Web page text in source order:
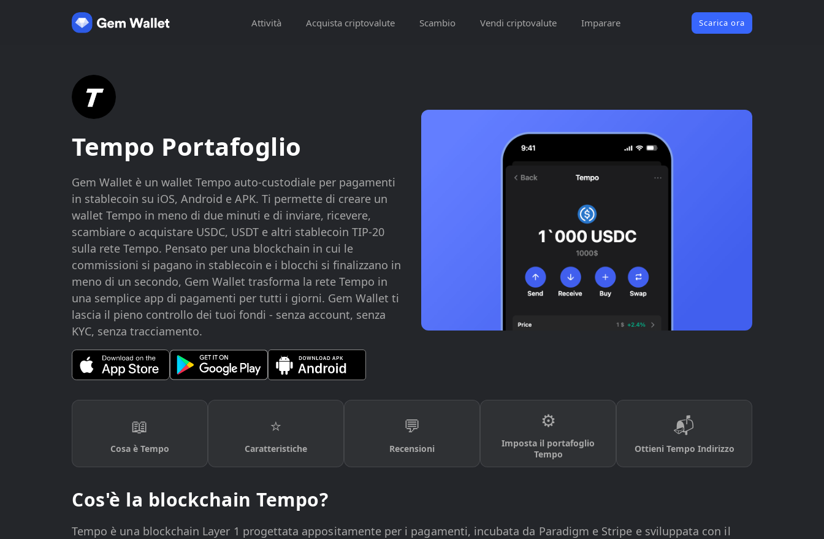
Attività Acquista criptovalute Scambio Vendi criptovalute Imparare Scarica ora
Tempo Portafoglio
Gem Wallet è un wallet Tempo auto-custodiale per pagamenti
in stablecoin su iOS, Android e APK. Ti permette di creare un
wallet Tempo in meno di due minuti e di inviare, ricevere,
scambiare o acquistare USDC, USDT e altri stablecoin TIP-20
sulla rete Tempo. Pensato per una blockchain in cui le
commissioni si pagano in stablecoin e i blocchi si finalizzano in
meno di un secondo, Gem Wallet trasforma la rete Tempo in
una semplice app di pagamenti per tutti i giorni. Gem Wallet ti
lascia il pieno controllo dei tuoi fondi - senza account, senza
KYC, senza tracciamento.
📖
Cosa è Tempo
⭐
Caratteristiche
💬
Recensioni
⚙️
Imposta il portafoglio
Tempo
📬
Ottieni Tempo Indirizzo
Cos'è la blockchain Tempo?
Tempo è una blockchain Layer 1 progettata appositamente per i pagamenti, incubata da Paradigm e Stripe e sviluppata con il